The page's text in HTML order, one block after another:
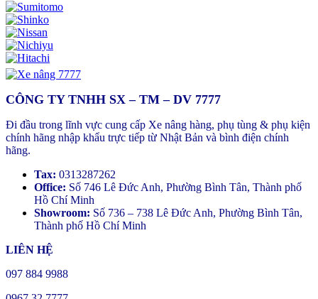
CÔNG TY TNHH SX – TM – DV 7777
Đi đầu trong lĩnh vực cung cấp Xe nâng hàng, phụ tùng & phụ kiện
chính hãng nhập khẩu trực tiếp từ Nhật Bản và bình điện chính
hãng.
Tax: 0313287262
Office: Số 746 Lê Đức Anh, Phường Bình Tân, Thành phố
Hồ Chí Minh
Showroom: Số 736 – 738 Lê Đức Anh, Phường Bình Tân,
Thành phố Hồ Chí Minh
LIÊN HỆ
097 884 9988